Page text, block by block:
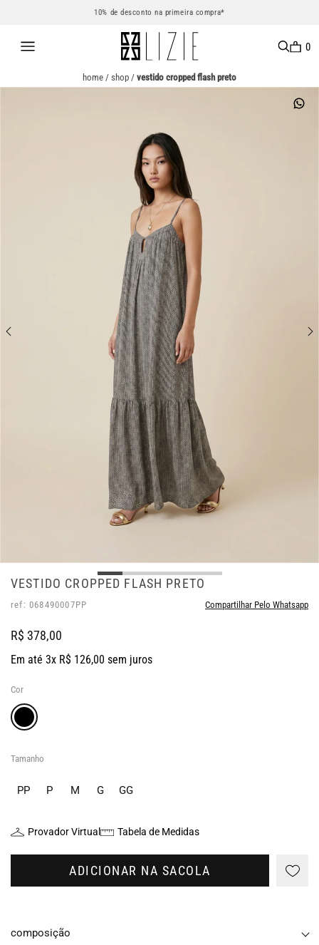
10% de desconto na primeira compra*
0
home / shop / vestido cropped flash preto
VESTIDO CROPPED FLASH PRETO
ref: 068490007PP Compartilhar Pelo Whatsapp
R$ 378,00
Em até 3x R$ 126,00 sem juros
Cor
Tamanho
PP P M G GG
Provador Virtual Tabela de Medidas
ADICIONAR NA SACOLA
composição